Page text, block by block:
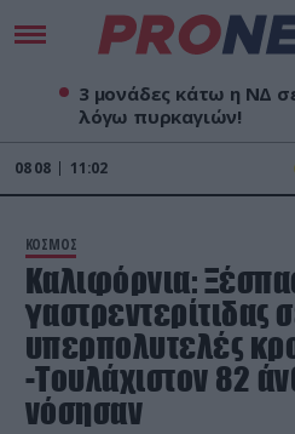
3 μονάδες κάτω η ΝΔ
λόγω πυρκαγιών!
08 08 11:02
ΚΟΣΜΟΣ
Καλιφόρνια:
γαστρεντερίτιδας
υπερπολυτελές
-Τουλάχιστον 82
νόσησαν